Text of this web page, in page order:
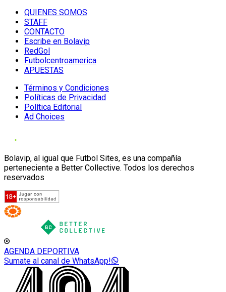
QUIENES SOMOS
STAFF
CONTACTO
Escribe en Bolavip
RedGol
Futbolcentroamerica
APUESTAS
Términos y Condiciones
Políticas de Privacidad
Política Editorial
Ad Choices
Bolavip, al igual que Futbol Sites, es una compañía
perteneciente a Better Collective. Todos los derechos
reservados
AGENDA DEPORTIVA
Sumate al canal de WhatsApp!